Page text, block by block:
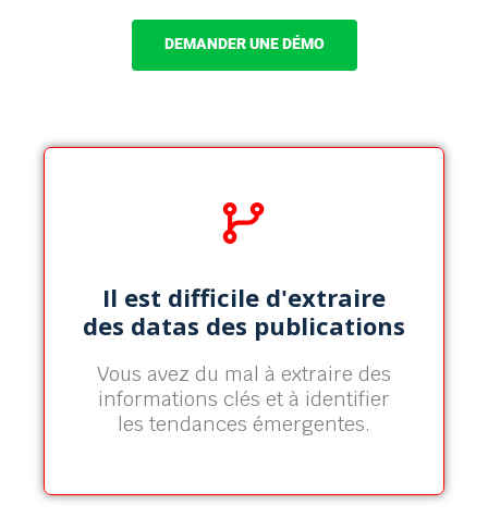
DEMANDER UNE DÉMO
Il est difficile d'extraire
des datas des publications
Vous avez du mal à extraire des
informations clés et à identifier
les tendances émergentes.
Dashboard personnalisé,
Opscidia extrait et analyse les datas
pour créer des graphs et des
mappings prenants.
En savoir plus